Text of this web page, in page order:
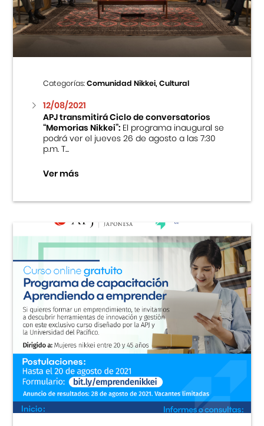
Centro Cultural Peruano Japonés
Museo de la Inmigración Japonesa
Fondo Editorial
Teatro Peruano Japonés
Categorías:Comunidad Nikkei, Cultural
12/08/2021
APJ transmitirá Ciclo de conversatorios
“Memorias Nikkei”:El programa inaugural se
podrá ver el jueves 26 de agosto a las 7:30
p.m. T...
Ver más